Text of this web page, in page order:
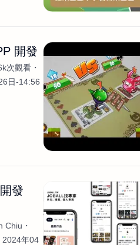
開發
次觀看
日-14:56
發
Chiu
2024年04